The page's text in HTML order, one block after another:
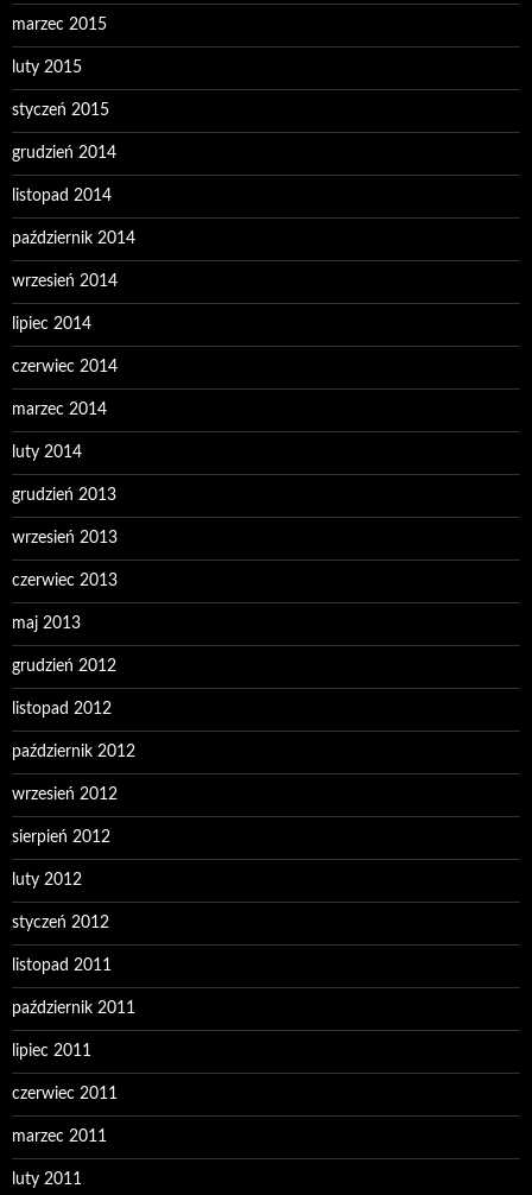
marzec 2015
luty 2015
styczeń 2015
grudzień 2014
listopad 2014
październik 2014
wrzesień 2014
lipiec 2014
czerwiec 2014
marzec 2014
luty 2014
grudzień 2013
wrzesień 2013
czerwiec 2013
maj 2013
grudzień 2012
listopad 2012
październik 2012
wrzesień 2012
sierpień 2012
luty 2012
styczeń 2012
listopad 2011
październik 2011
lipiec 2011
czerwiec 2011
marzec 2011
luty 2011